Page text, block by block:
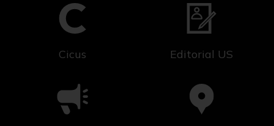
Cicus Editorial US